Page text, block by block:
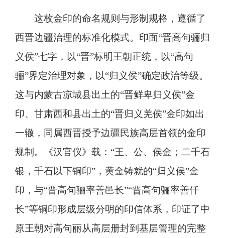
这枚金印的命名规则与形制规格，遵循了
西晋边疆治理的标准化模式。印面“晋高句骊归
义侯”七字，以“晋”标明王朝正统，以“高句
骊”界定治理对象，以“归义侯”确定政治等级。
这与内蒙古凉城县出土的“晋鲜卑归义侯”金
印、甘肃西和县出土的“晋归义羌侯”金印如出
一辙，同属西晋授予边疆民族高层首领的金印
规制。《汉官仪》载：“王、公、侯金；二千石
银，千石以下铜印”，黄金铸就的“归义侯”金
印，与“晋高句骊率善邑长”“晋高句骊率善仟
长”等铜印形成层级分明的印信体系，印证了中
原王朝对高句丽从高层册封到基层管理的完整